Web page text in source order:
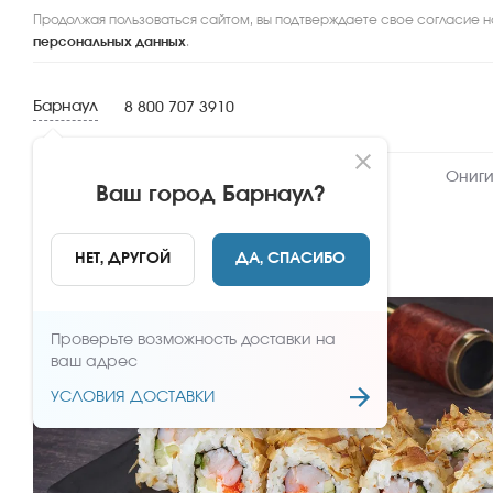
Продолжая пользоваться сайтом, вы подтверждаете свое согласие
персональных данных.
Барнаул
Ваш город Барнаул?
НЕТ, ДРУГОЙ ДА, СПАСИБО
Проверьте возможность доставки на
ваш адрес
УСЛОВИЯ ДОСТАВКИ
8 800 707 3910
НАЗАД